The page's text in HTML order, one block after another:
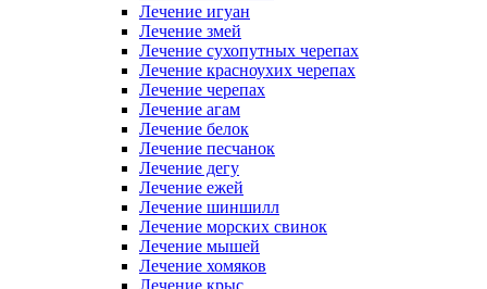
Лечение игуан
Лечение змей
Лечение сухопутных черепах
Лечение красноухих черепах
Лечение черепах
Лечение агам
Лечение белок
Лечение песчанок
Лечение дегу
Лечение ежей
Лечение шиншилл
Лечение морских свинок
Лечение мышей
Лечение хомяков
Лечение крыс